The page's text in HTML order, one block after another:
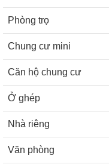
Phòng trọ
Chung cư mini
Căn hộ chung cư
Ở ghép
Nhà riêng
Văn phòng